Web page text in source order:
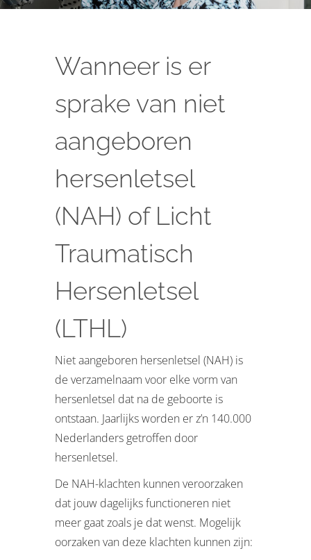
Wanneer is er
sprake van niet
aangeboren
hersenletsel
(NAH) of Licht
Traumatisch
Hersenletsel
(LTHL)
Niet aangeboren hersenletsel (NAH) is
de verzamelnaam voor elke vorm van
hersenletsel dat na de geboorte is
ontstaan. Jaarlijks worden er z’n 140.000
Nederlanders getroffen door
hersenletsel.
De NAH-klachten kunnen veroorzaken
dat jouw dagelijks functioneren niet
meer gaat zoals je dat wenst. Mogelijk
oorzaken van deze klachten kunnen zijn: